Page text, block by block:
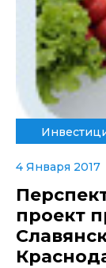
4 Января 2017
проект